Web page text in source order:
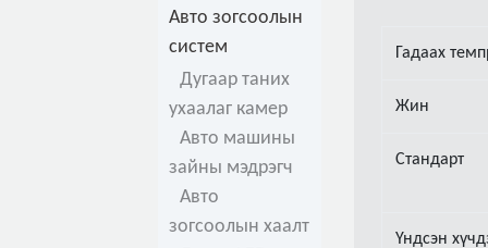
Авто зогсоолын
систем
Дугаар таних
ухаалаг камер
Авто машины
зайны мэдрэгч
Авто
зогсоолын хаалт
Гадаах
Жин
Стандарт
Үндсэн